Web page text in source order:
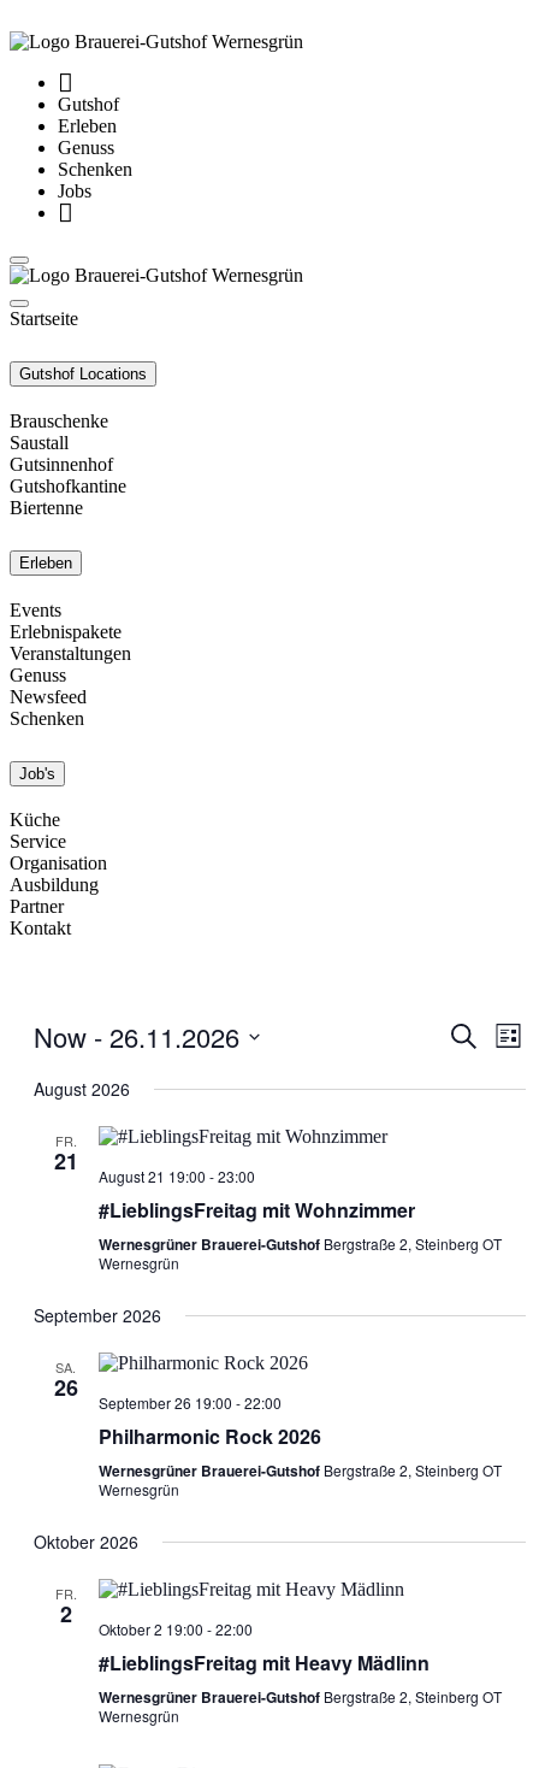
Gutshof
Erleben
Genuss
Schenken
Jobs
Startseite
Gutshof Locations
Brauschenke
Saustall
Gutsinnenhof
Gutshofkantine
Biertenne
Erleben
Events
Erlebnispakete
Veranstaltungen
Genuss
Newsfeed
Schenken
Job's
Küche
Service
Organisation
Ausbildung
Partner
Kontakt
Events
and
Search
List
Now - 26.11.2026
date.
August 2026
FR.
21 August 21 19:00 -23:00
#LieblingsFreitag mit Wohnzimmer
Wernesgrüner Brauerei-Gutshof Bergstraße 2, Steinberg OT
Wernesgrün
September 2026
SA.
26 September 26 19:00 -22:00
Philharmonic Rock 2026
Wernesgrüner Brauerei-Gutshof Bergstraße 2, Steinberg OT
Wernesgrün
Oktober 2026
FR.
2 Oktober 2 19:00 -22:00
#LieblingsFreitag mit Heavy Mädlinn
Wernesgrüner Brauerei-Gutshof Bergstraße 2, Steinberg OT
Wernesgrün